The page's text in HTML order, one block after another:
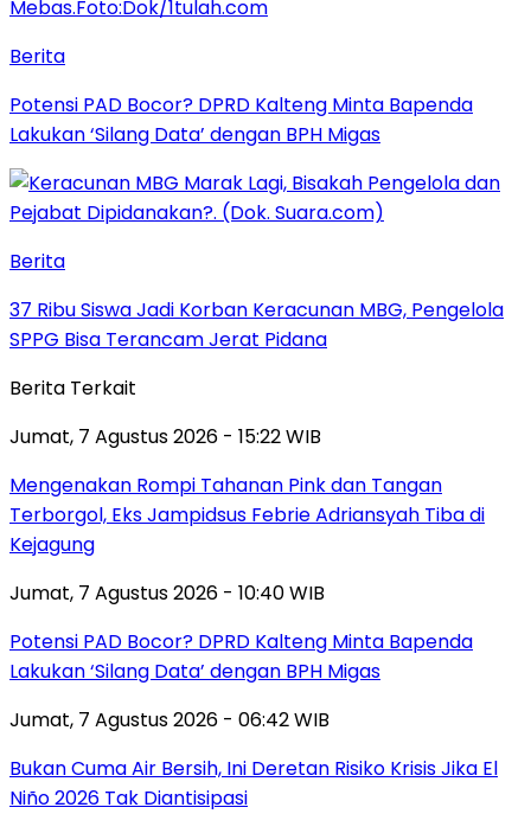
Berita
Potensi PAD Bocor? DPRD Kalteng Minta Bapenda
Lakukan ‘Silang Data’ dengan BPH Migas
Berita
37 Ribu Siswa Jadi Korban Keracunan MBG, Pengelola
SPPG Bisa Terancam Jerat Pidana
Berita Terkait
Jumat, 7 Agustus 2026 - 15:22 WIB
Mengenakan Rompi Tahanan Pink dan Tangan
Terborgol, Eks Jampidsus Febrie Adriansyah Tiba di
Kejagung
Jumat, 7 Agustus 2026 - 10:40 WIB
Potensi PAD Bocor? DPRD Kalteng Minta Bapenda
Lakukan ‘Silang Data’ dengan BPH Migas
Jumat, 7 Agustus 2026 - 06:42 WIB
Bukan Cuma Air Bersih, Ini Deretan Risiko Krisis Jika El
Niño 2026 Tak Diantisipasi